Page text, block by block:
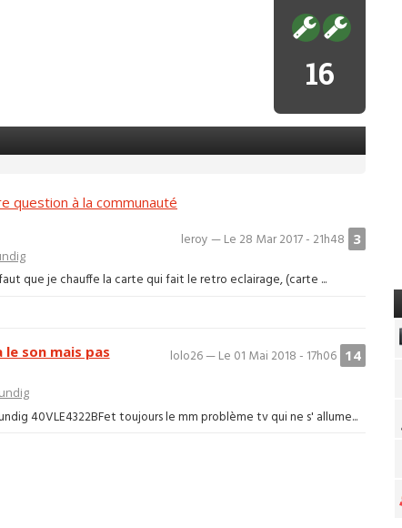
16
question à la communauté
3
leroy — Le 28 Mar 2017 - 21h48
que je chauffe la carte qui fait le retro eclairage, (carte ...
14
lolo26 — Le 01 Mai 2018 - 17h06
le son mais pas
40VLE4322BFet toujours le mm problème tv qui ne s' allume...